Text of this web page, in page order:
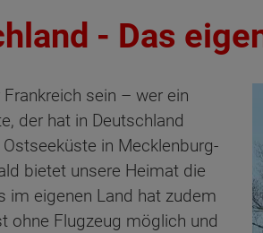
- Das
sein – wer ein
der hat in Deutschland
in Mecklenburg-
bietet unsere Heimat die
im eigenen Land hat zudem
ohne Flugzeug möglich und